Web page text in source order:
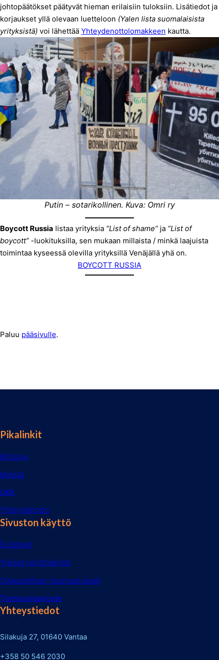
johtopäätökset päätyvät hieman erilaisiin tuloksiin. Lisätiedot ja
korjaukset yllä olevaan luetteloon (Yalen lista suomalaisista
yrityksistä) voi lähettää Yhteydenottolomakkeen kautta.
Putin – sotarikollinen. Kuva: Omri ry
Boycott Russia listaa yrityksia ”List of shame” ja ”List of
boycott” -luokituksilla, sen mukaan millaista / minkä laajuista
toimintaa kyseessä olevilla yrityksillä Venäjällä yhä on.
BOYCOTT RUSSIA
Paluu pääsivulle.
Pikalinkit
Kotisivu
Meistä
UKK
Yhteydenotto
Sivuston käyttö
Evästeet
Yleiset käyttöehdot
Oikeudelliset huomautukset
Tietosuojaseloste
Yhteystiedot
Silakuja 27, 01640 Vantaa
+358 50 546 2030